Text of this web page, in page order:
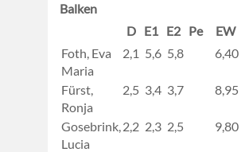
Balken
D E1 E2 Pe
EW
Foth, Eva
Maria
2,1 5,6 5,8 6,40
Fürst,
Ronja
2,5 3,4 3,7 8,95
Gosebrink,
Lucia
2,2 2,3 2,5 9,80